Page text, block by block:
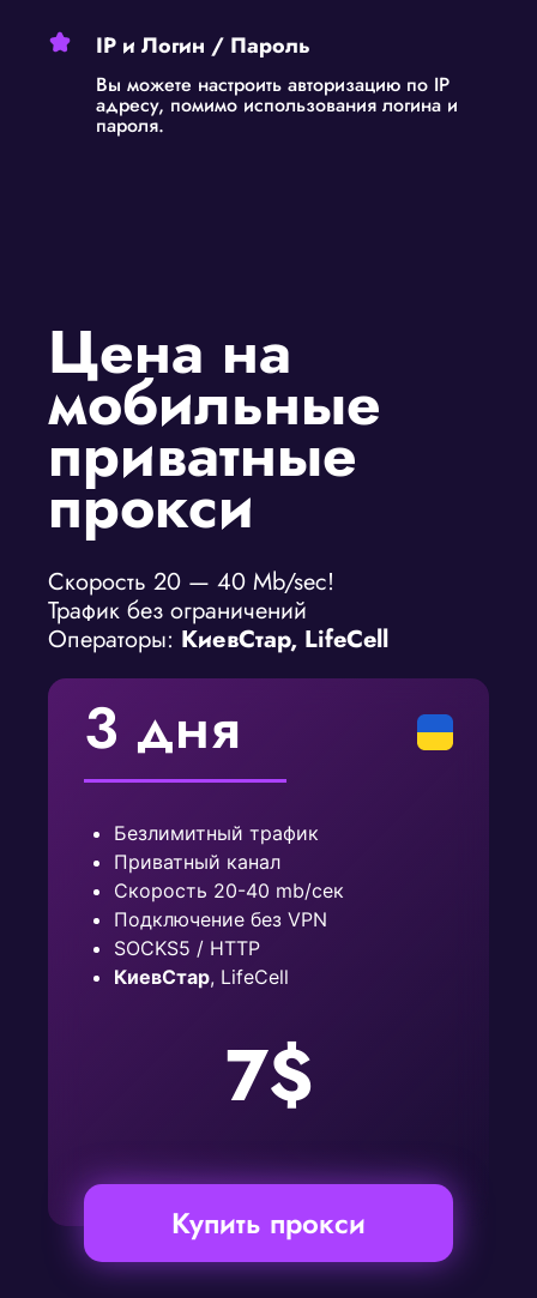
IP и Логин / Пароль
Вы можете настроить авторизацию по IP
адресу, помимо использования логина и
пароля.
Цена на
мобильные
приватные
прокси
Скорость 20 — 40 Mb/sec!
Трафик без ограничений
Операторы: КиевСтар, LifeCell
3 дня
Безлимитный трафик
Приватный канал
Скорость 20-40 mb/сек
Подключение без VPN
SOCKS5 / HTTP
КиевСтар, LifeCell
7$
Купить прокси